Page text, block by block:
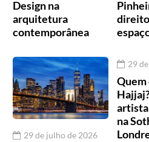
Design na
arquitetura
contemporânea
29 de julho de 2026
29
Quem
artista
na